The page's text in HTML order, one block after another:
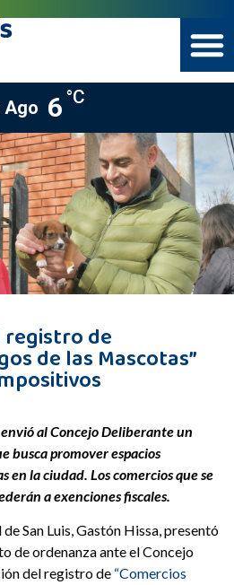
Ago 6 °C
registro de
de las Mascotas”
al Concejo Deliberante un
busca promover espacios
en la ciudad. Los comercios que se
a exenciones fiscales.
San Luis, Gastón Hissa, presentó
de ordenanza ante el Concejo
del registro de “Comercios